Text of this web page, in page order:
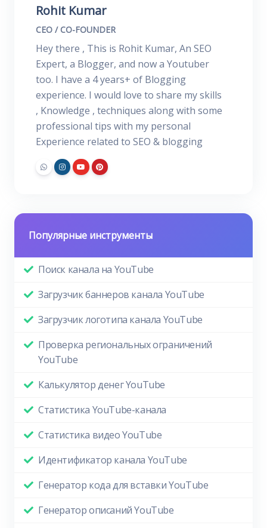
Rohit Kumar
CEO / CO-FOUNDER
Hey there , This is Rohit Kumar, An SEO
Expert, a Blogger, and now a Youtuber
too. I have a 4 years+ of Blogging
experience. I would love to share my skills
, Knowledge , techniques along with some
professional tips with my personal
Experience related to SEO & blogging
Популярные инструменты
Поиск канала на YouTube
Загрузчик баннеров канала YouTube
Загрузчик логотипа канала YouTube
Проверка региональных ограничений
YouTube
Калькулятор денег YouTube
Статистика YouTube-канала
Статистика видео YouTube
Идентификатор канала YouTube
Генератор кода для вставки YouTube
Генератор описаний YouTube